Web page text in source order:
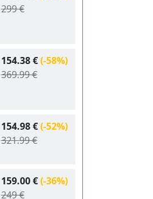
299 €
154.38 €(-58%)
369.99 €
154.98 €(-52%)
321.99 €
159.00 €(-36%)
249 €